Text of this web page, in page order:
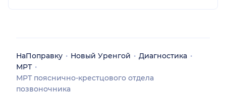
НаПоправку Новый Уренгой
Диагностика
МРТ
МРТ пояснично-крестцового отдела
позвоночника